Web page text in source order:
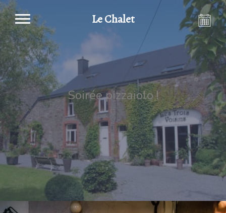
Le Chalet
Soirée pizzaiolo !